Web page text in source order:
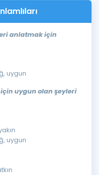
anlatmak için
uygun
uygun olan şeyleri
uygun